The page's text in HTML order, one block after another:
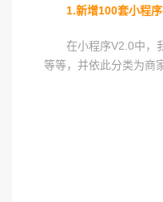
1.新增100套小程
在小程序V2.0中，
等等，并依此分类为商